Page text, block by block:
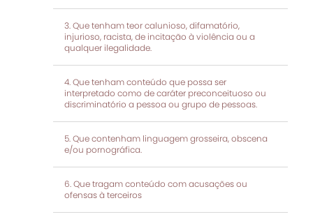
Que tenham teor calunioso, difamatório,
injurioso, racista, de incitação à violência ou a
qualquer ilegalidade.
Que tenham conteúdo que possa ser
interpretado como de caráter preconceituoso ou
discriminatório a pessoa ou grupo de pessoas.
Que contenham linguagem grosseira, obscena
e/ou pornográfica.
Que tragam conteúdo com acusações ou
ofensas à terceiros